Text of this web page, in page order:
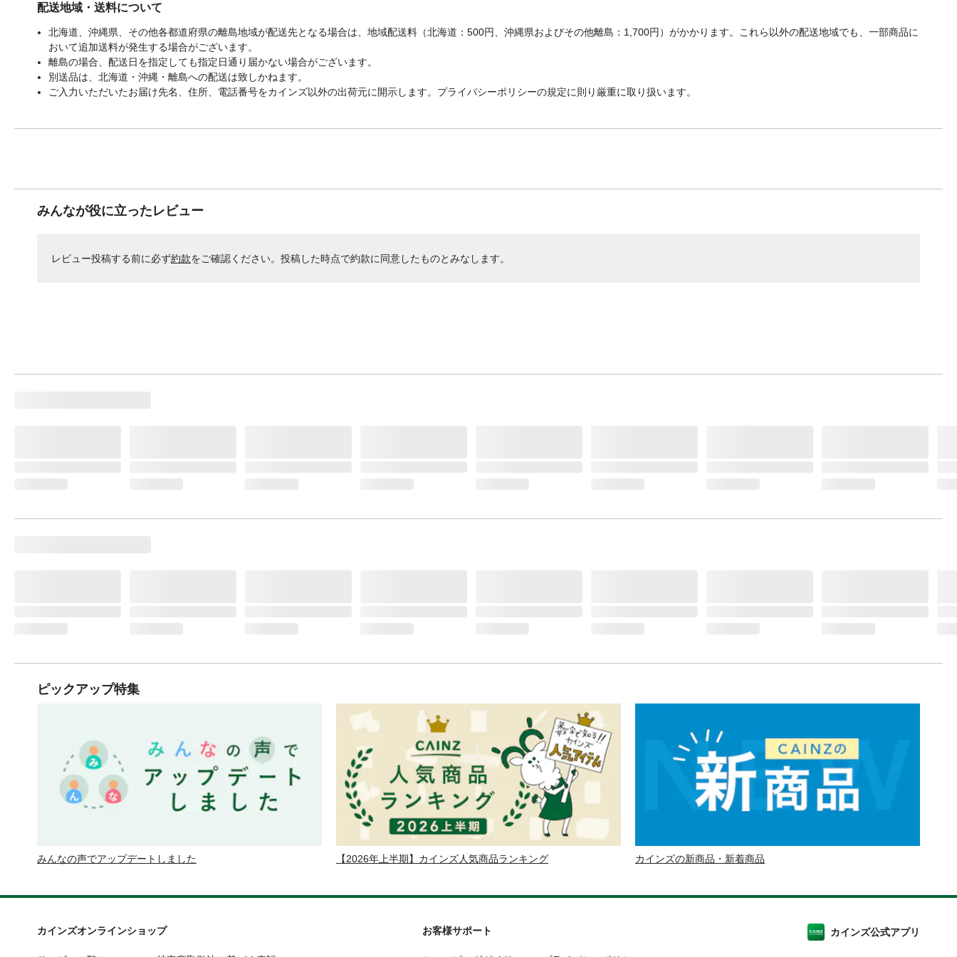
配送地域・送料について
北海道、沖縄県、その他各都道府県の離島地域が配送先となる場合は、地域配送料（北海道：500円、沖縄県およびその他離島：1,700円）がかかります。これら以外の配送地域でも、一部商品に
おいて追加送料が発生する場合がございます。
離島の場合、配送日を指定しても指定日通り届かない場合がございます。
別送品は、北海道・沖縄・離島への配送は致しかねます。
ご入力いただいたお届け先名、住所、電話番号をカインズ以外の出荷元に開示します。プライバシーポリシーの規定に則り厳重に取り扱います。
みんなが役に立ったレビュー
レビュー投稿する前に必ず約款をご確認ください。投稿した時点で約款に同意したものとみなします。
ピックアップ特集
みんなの声でアップデートしました 【2026年上半期】カインズ人気商品ランキング カインズの新商品・新着商品
カインズオンラインショップ お客様サポート カインズ公式アプリ